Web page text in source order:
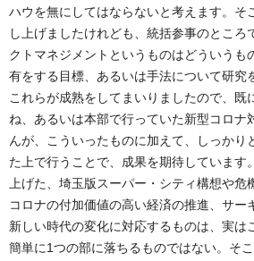
ハウを無にしてはならないと考えます。そ
し上げましたけれども、統括参事のところ
クトマネジメントというものはどういうも
有をする目標、あるいは手法について研究
これらが成熟をしてまいりましたので、既
ね、あるいは本部で行っていた新型コロナ
んが、こういったものに加えて、しっかり
た上で行うことで、成果を期待しています
上げた、埼玉版スーパー・シティ構想や危
コロナの付加価値の高い経済の推進、サー
新しい時代の変化に対応するものは、実は
簡単に1つの部に落ちるものではない。そ